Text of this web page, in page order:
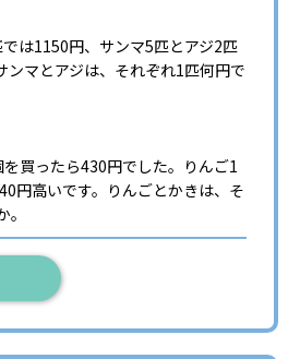
は1150円、サンマ5匹とアジ2匹
ンマとアジは、それぞれ1匹何円で
買ったら430円でした。りんご1
円高いです。りんごとかきは、そ